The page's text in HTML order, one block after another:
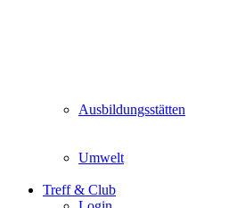
Ausbildungsstätten
Umwelt
Treff & Club